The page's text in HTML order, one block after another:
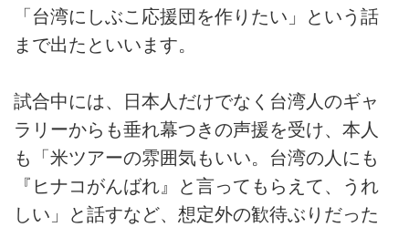
「台湾にしぶこ応援団を作りたい」という話
まで出たといいます。
試合中には、日本人だけでなく台湾人のギャ
ラリーからも垂れ幕つきの声援を受け、本人
も「米ツアーの雰囲気もいい。台湾の人にも
『ヒナコがんばれ』と言ってもらえて、うれ
しい」と話すなど、想定外の歓待ぶりだった